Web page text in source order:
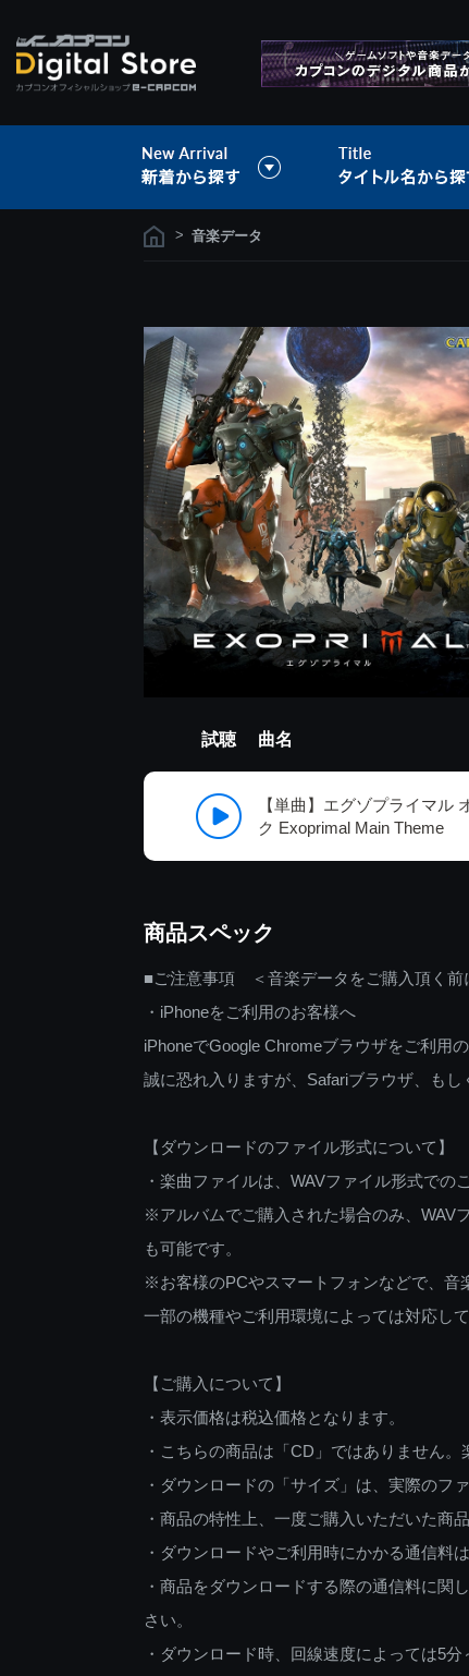
> 音楽データ
試聴 曲名
【単曲】エグゾプライマル
ク Exoprimal Main Theme
商品スペック
■ご注意事項 ＜音楽データをご購入頂く前
・iPhoneをご利用のお客様へ
iPhoneでGoogle Chromeブラウザをご利用
誠に恐れ入りますが、Safariブラウザ、も
【ダウンロードのファイル形式について】
・楽曲ファイルは、WAVファイル形式での
※アルバムでご購入された場合のみ、WAV
も可能です。
※お客様のPCやスマートフォンなどで、音
一部の機種やご利用環境によっては対応し
【ご購入について】
・表示価格は税込価格となります。
・こちらの商品は「CD」ではありません
・ダウンロードの「サイズ」は、実際のフ
・商品の特性上、一度ご購入いただいた商
・ダウンロードやご利用時にかかる通信料
・商品をダウンロードする際の通信料に関
さい。
・ダウンロード時、回線速度によっては5